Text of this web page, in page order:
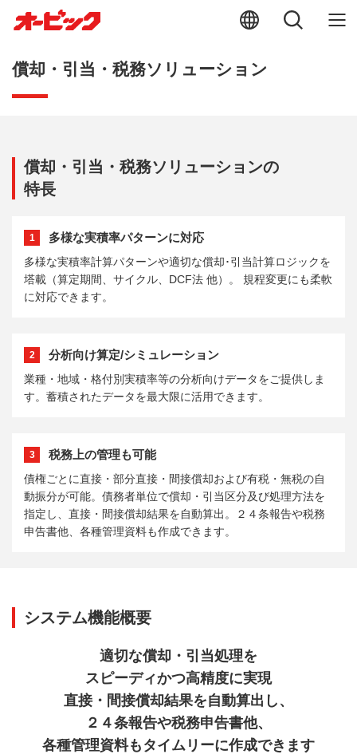
償却・引当・税務ソリューション
償却・引当・税務ソリューションの
特長
1 多様な実積率パターンに対応
多様な実積率計算パターンや適切な償却･引当計算ロジックを
塔載（算定期間、サイクル、DCF法 他）。 規程変更にも柔軟
に対応できます。
2 分析向け算定/シミュレーション
業種・地域・格付別実積率等の分析向けデータをご提供しま
す。蓄積されたデータを最大限に活用できます。
3 税務上の管理も可能
債権ごとに直接・部分直接・間接償却および有税・無税の自
動振分が可能。債務者単位で償却・引当区分及び処理方法を
指定し、直接・間接償却結果を自動算出。２４条報告や税務
申告書他、各種管理資料も作成できます。
システム機能概要
適切な償却・引当処理を
スピーディかつ高精度に実現
直接・間接償却結果を自動算出し、
２４条報告や税務申告書他、
各種管理資料もタイムリーに作成できます